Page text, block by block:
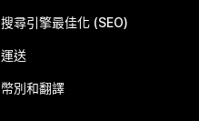
搜尋引擎最佳化 (SEO)
運送
幣別和翻譯